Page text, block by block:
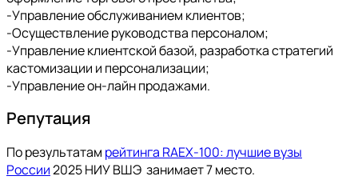
-Управление обслуживанием клиентов;
-Осуществление руководства персоналом;
-Управление клиентской базой, разработка стратегий
кастомизации и персонализации;
-Управление он-лайн продажами.
Репутация
По результатам рейтинга RAEX-100: лучшие вузы
России2025 НИУ ВШЭ занимает 7 место.